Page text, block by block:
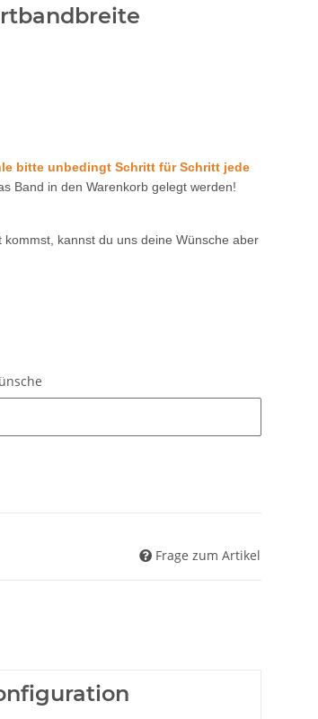
bitte unbedingt Schritt für Schritt jede
Band in den Warenkorb gelegt werden!
kannst du uns deine Wünsche aber
Frage zum Artikel